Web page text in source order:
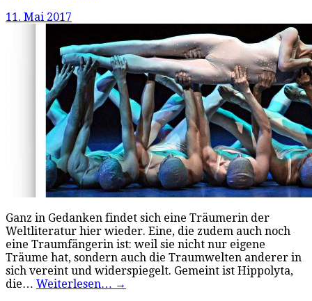
11. Mai 2017
Ganz in Gedanken findet sich eine Träumerin der
Weltliteratur hier wieder. Eine, die zudem auch noch
eine Traumfängerin ist: weil sie nicht nur eigene
Träume hat, sondern auch die Traumwelten anderer in
sich vereint und widerspiegelt. Gemeint ist Hippolyta,
die… Weiterlesen… →